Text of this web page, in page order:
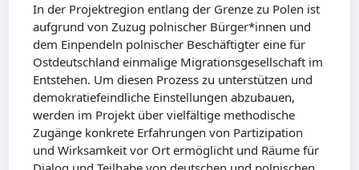
In der Projektregion entlang der Grenze zu Polen ist
aufgrund von Zuzug polnischer Bürger*innen und
dem Einpendeln polnischer Beschäftigter eine für
Ostdeutschland einmalige Migrationsgesellschaft im
Entstehen. Um diesen Prozess zu unterstützen und
demokratiefeindliche Einstellungen abzubauen,
werden im Projekt über vielfältige methodische
Zugänge konkrete Erfahrungen von Partizipation
und Wirksamkeit vor Ort ermöglicht und Räume für